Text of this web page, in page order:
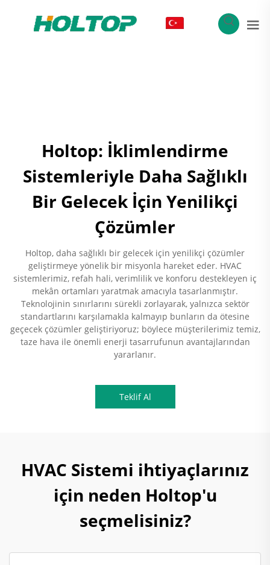
Holtop: İklimlendirme
Sistemleriyle Daha Sağlıklı
Bir Gelecek İçin Yenilikçi
Çözümler
Holtop, daha sağlıklı bir gelecek için yenilikçi çözümler
geliştirmeye yönelik bir misyonla hareket eder. HVAC
sistemlerimiz, refah hali, verimlilik ve konforu destekleyen iç
mekân ortamları yaratmak amacıyla tasarlanmıştır.
Teknolojinin sınırlarını sürekli zorlayarak, yalnızca sektör
standartlarını karşılamakla kalmayıp bunların da ötesine
geçecek çözümler geliştiriyoruz; böylece müşterilerimiz temiz,
taze hava ile önemli enerji tasarrufunun avantajlarından
yararlanır.
Teklif Al
HVAC Sistemi ihtiyaçlarınız
için neden Holtop'u
seçmelisiniz?